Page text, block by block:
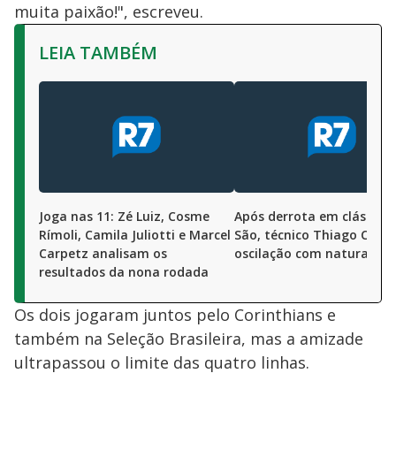
muita paixão!", escreveu.
LEIA TAMBÉM
Joga nas 11: Zé Luiz, Cosme
Rímoli, Camila Juliotti e Marcel
Carpetz analisam os
resultados da nona rodada
Após derrota em clássico
São, técnico Thiago
oscilação com
Os dois jogaram juntos pelo Corinthians e
também na Seleção Brasileira, mas a amizade
ultrapassou o limite das quatro linhas.